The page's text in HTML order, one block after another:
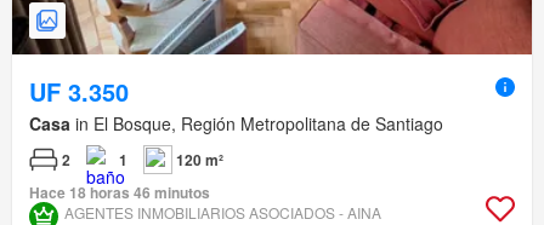
UF 3.350
Casa in El Bosque, Región Metropolitana de Santiago
2 1
120 m²
Hace 18 horas 46 minutos
AGENTES INMOBILIARIOS ASOCIADOS - AINA